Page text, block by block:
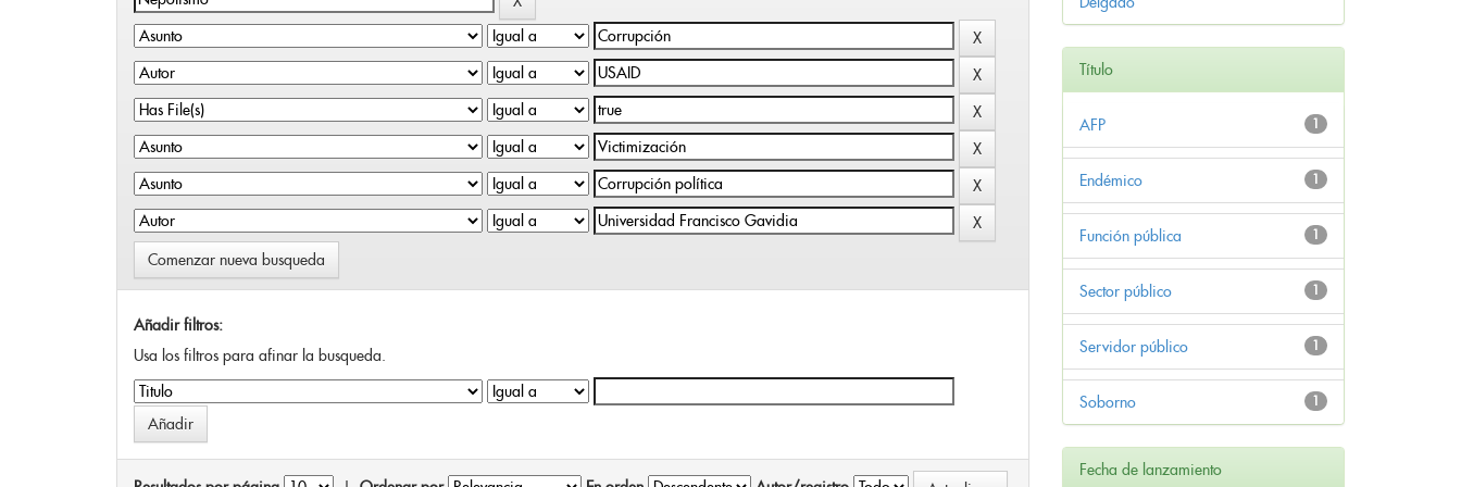
Comenzar nueva busqueda
Añadir filtros:
Usa los filtros para afinar la busqueda.
Título
1
AFP
1
Endémico
1
Función pública
1
Sector público
1
Servidor público
1
Soborno
Fecha de lanzamiento